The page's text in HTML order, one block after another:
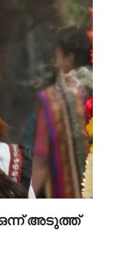
ഒന്ന് അടുത്ത്